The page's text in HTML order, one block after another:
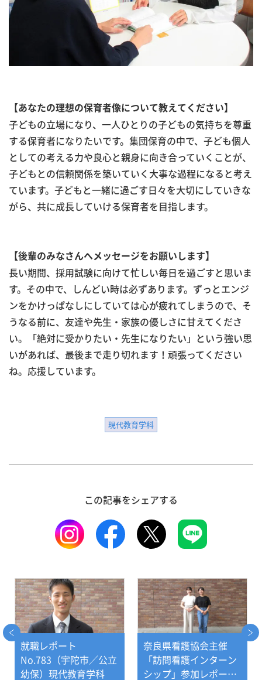
【あなたの理想の保育者像について教えてください】
子どもの立場になり、一人ひとりの子どもの気持ちを尊重
する保育者になりたいです。集団保育の中で、子ども個人
としての考える力や良心と親身に向き合っていくことが、
子どもとの信頼関係を築いていく大事な過程になると考え
ています。子どもと一緒に過ごす日々を大切にしていきな
がら、共に成長していける保育者を目指します。
【後輩のみなさんへメッセージをお願いします】
長い期間、採用試験に向けて忙しい毎日を過ごすと思いま
す。その中で、しんどい時は必ずあります。ずっとエンジ
ンをかけっぱなしにしていては心が疲れてしまうので、そ
うなる前に、友達や先生・家族の優しさに甘えてくださ
い。「絶対に受かりたい・先生になりたい」という強い思
いがあれば、最後まで走り切れます！頑張ってください
ね。応援しています。
現代教育学科
この記事をシェアする
奈良県看護協会主催
「訪問看護インターン
シップ」参加レポー
就職レポート
No.783（宇陀市／公立
幼保）現代教育学科